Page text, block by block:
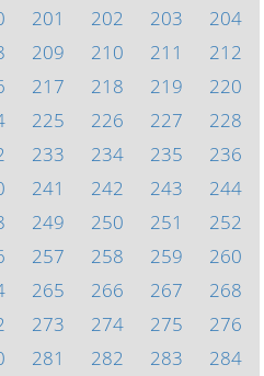
201 202 203
204
209 210 211
212
217 218 219
220
225 226 227
228
233 234 235
236
241 242 243
244
249 250 251
252
257 258 259
260
265 266 267
268
273 274 275
276
281 282 283
284